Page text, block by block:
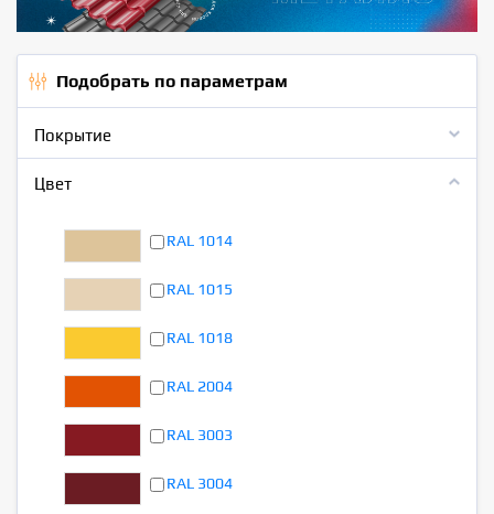
Подобрать по параметрам
Покрытие
Цвет
RAL 1014
RAL 1015
RAL 1018
RAL 2004
RAL 3003
RAL 3004